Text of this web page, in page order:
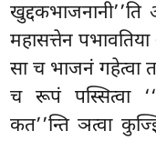
महासत्तेन
सा च भाजनं गहेत्वा
च रूपं पस्सित्वा
कत’’न्ति ञत्वा